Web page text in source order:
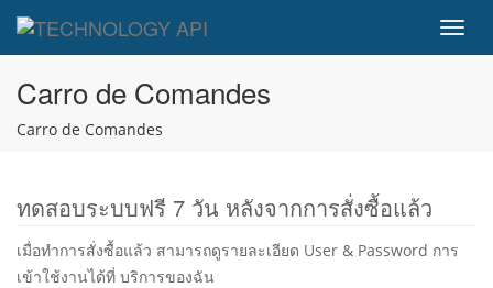
Carro de Comandes
Carro de Comandes
ทดสอบระบบฟรี 7 วัน หลังจากการสั่งซื้อแล้ว
เมื่อทำการสั่งซื้อแล้ว สามารถดูรายละเอียด User & Password การ
เข้าใช้งานได้ที่ บริการของฉัน